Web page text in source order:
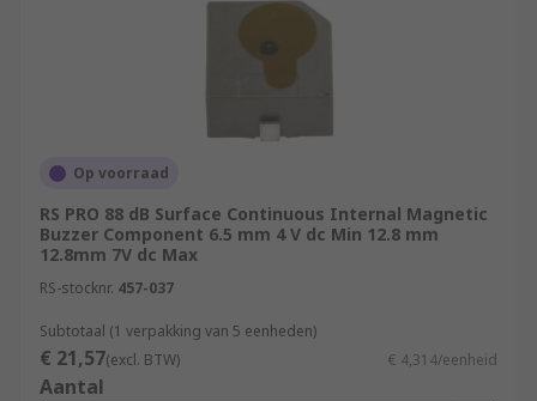
Op voorraad
RS PRO 88 dB Surface Continuous Internal Magnetic
Buzzer Component 6.5 mm 4 V dc Min 12.8 mm
12.8mm 7V dc Max
RS-stocknr. 457-037
Subtotaal (1 verpakking van 5 eenheden)
€ 21,57(excl. BTW) € 4,314/eenheid
Aantal